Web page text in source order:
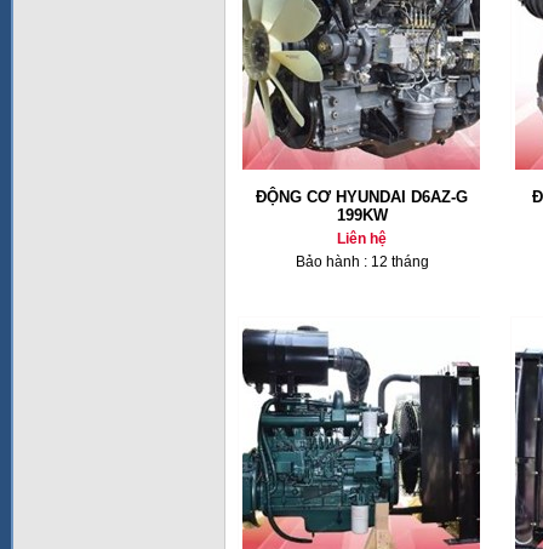
ĐỘNG CƠ HYUNDAI D6AZ-G
199KW
Liên hệ
Bảo hành : 12 tháng